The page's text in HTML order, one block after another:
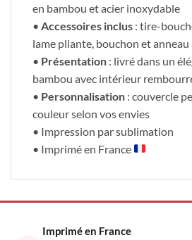
en bambou et acier inoxydable
• Accessoires inclus : tire-
lame pliante, bouchon et
• Présentation : livré dans un
bambou avec intérieur
• Personnalisation : couvercle
couleur selon vos envies
• Impression par sublimation
• Imprimé en France
Imprimé en France